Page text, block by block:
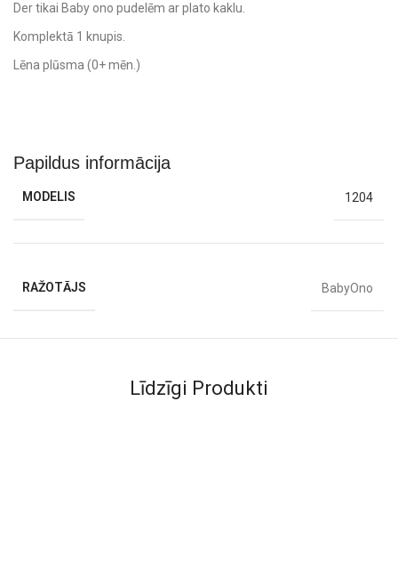
Der tikai Baby ono pudelēm ar plato kaklu.
Komplektā 1 knupis.
Lēna plūsma (0+ mēn.)
Papildus informācija
MODELIS 1204
RAŽOTĀJS BabyOno
Līdzīgi Produkti